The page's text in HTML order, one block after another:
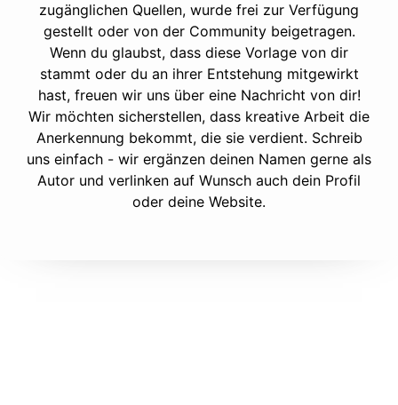
zugänglichen Quellen, wurde frei zur Verfügung
gestellt oder von der Community beigetragen.
Wenn du glaubst, dass diese Vorlage von dir
stammt oder du an ihrer Entstehung mitgewirkt
hast, freuen wir uns über eine Nachricht von dir!
Wir möchten sicherstellen, dass kreative Arbeit die
Anerkennung bekommt, die sie verdient. Schreib
uns einfach - wir ergänzen deinen Namen gerne als
Autor und verlinken auf Wunsch auch dein Profil
oder deine Website.